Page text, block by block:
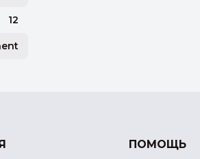
12
ПОМОЩЬ